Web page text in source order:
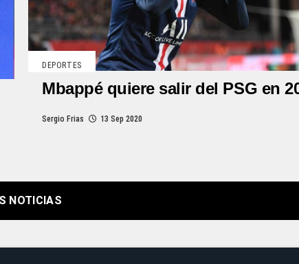
DEPORTES
Mbappé quiere salir del PSG en
Sergio Frias 13 Sep 2020
NOTICIAS